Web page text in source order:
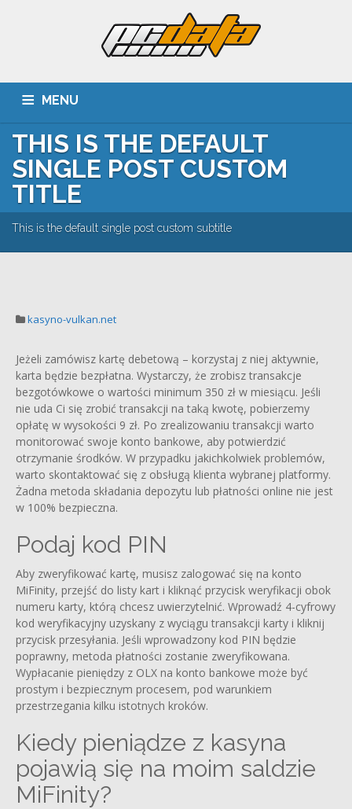
MENU
ACASA DESPRE NOI SERVICII CLIENTI
PORTOFOLIU CARIERA CONTACT
THIS IS THE DEFAULT
SINGLE POST CUSTOM
TITLE
This is the default single post custom subtitle
kasyno-vulkan.net
Jeżeli zamówisz kartę debetową – korzystaj z niej aktywnie,
karta będzie bezpłatna. Wystarczy, że zrobisz transakcje
bezgotówkowe o wartości minimum 350 zł w miesiącu. Jeśli
nie uda Ci się zrobić transakcji na taką kwotę, pobierzemy
opłatę w wysokości 9 zł. Po zrealizowaniu transakcji warto
monitorować swoje konto bankowe, aby potwierdzić
otrzymanie środków. W przypadku jakichkolwiek problemów,
warto skontaktować się z obsługą klienta wybranej platformy.
Żadna metoda składania depozytu lub płatności online nie jest
w 100% bezpieczna.
Podaj kod PIN
Aby zweryfikować kartę, musisz zalogować się na konto
MiFinity, przejść do listy kart i kliknąć przycisk weryfikacji obok
numeru karty, którą chcesz uwierzytelnić. Wprowadź 4-cyfrowy
kod weryfikacyjny uzyskany z wyciągu transakcji karty i kliknij
przycisk przesyłania. Jeśli wprowadzony kod PIN będzie
poprawny, metoda płatności zostanie zweryfikowana.
Wypłacanie pieniędzy z OLX na konto bankowe może być
prostym i bezpiecznym procesem, pod warunkiem
przestrzegania kilku istotnych kroków.
Kiedy pieniądze z kasyna
pojawią się na moim saldzie
MiFinity?